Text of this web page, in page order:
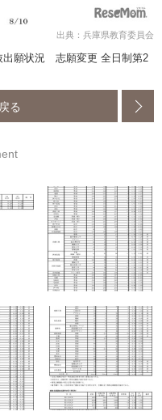
出典：兵庫県教育委員会
出願状況 志願変更 全日制第2
る